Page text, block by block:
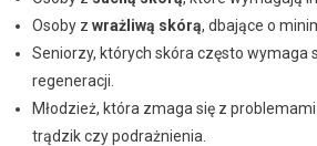
Osoby z wrażliwą skórą, dbające o
Seniorzy, których skóra często wymaga
regeneracji.
Młodzież, która zmaga się z
trądzik czy podrażnienia.